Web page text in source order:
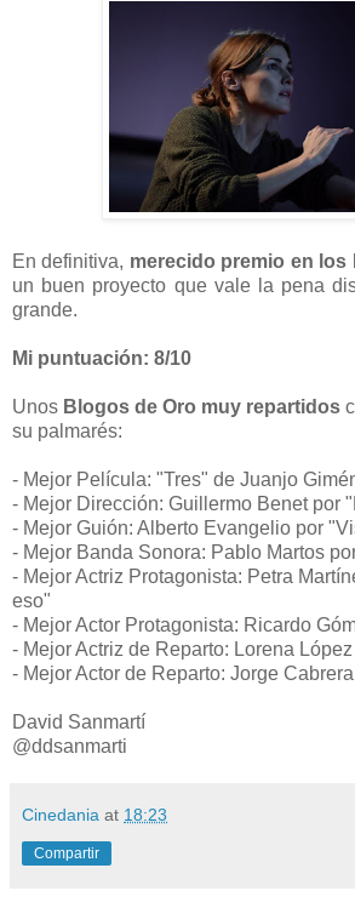
En definitiva, merecido premio en los
un buen proyecto que vale la pena
grande.
Mi puntuación: 8/10
Unos Blogos de Oro muy repartidos
su palmarés:
- Mejor Película: "Tres" de Juanjo
- Mejor Dirección: Guillermo Benet por
- Mejor Guión: Alberto Evangelio por
- Mejor Banda Sonora: Pablo Martos
- Mejor Actriz Protagonista: Petra
eso"
- Mejor Actor Protagonista: Ricardo
- Mejor Actriz de Reparto: Lorena
- Mejor Actor de Reparto: Jorge
David Sanmartí
@ddsanmarti
Cinedania at 18:23
Compartir